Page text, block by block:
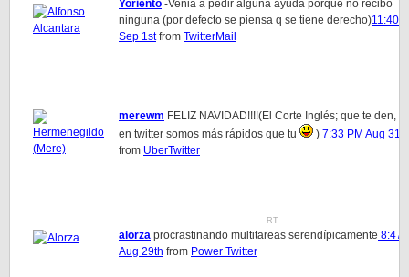
Yoriento -Venia a pedir alguna ayuda porque no recibo
ninguna (por defecto se piensa q se tiene derecho)11:40
Sep 1st from TwitterMail
merewm FELIZ NAVIDAD!!!!(El Corte Inglés; que te den,
en twitter somos más rápidos que tu
) 7:33 PM Aug 31st
from UberTwitter
RT
alorza procrastinando multitareas serendípicamente 8:47
Aug 29th from Power Twitter